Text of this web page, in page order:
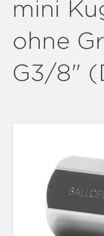
mini
ohne
G3/8"